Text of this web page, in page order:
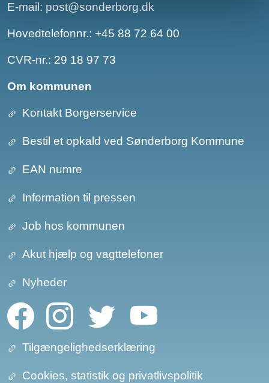
E-mail: post@sonderborg.dk
Hovedtelefonnr.: +45 88 72 64 00
CVR-nr.: 29 18 97 73
Om kommunen
Kontakt Borgerservice
Bestil et opkald ved Sønderborg Kommune
EAN numre
Information til pressen
Job hos kommunen
Akut hjælp og vagttelefoner
Nyheder
Tilgængelighedserklæring
Cookies, statistik og privatlivspolitik